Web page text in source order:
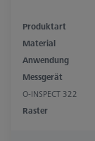
Produktart
Material
Anwendung
Messgerät
O-INSPECT 322
Raster